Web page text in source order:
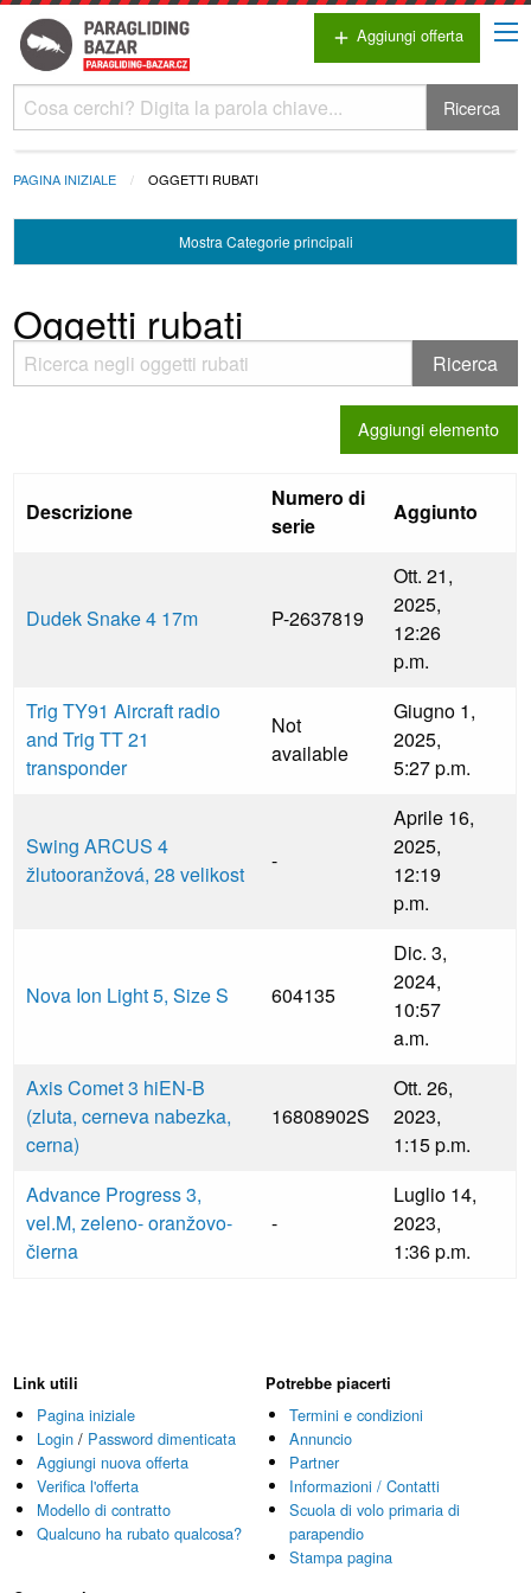
add Aggiungi offerta
Ricerca
PAGINA INIZIALE OGGETTI RUBATI
Mostra Categorie principali
Oggetti rubati
Aggiungi elemento
Descrizione
Numero di
serie
Aggiunto
Dudek Snake 4 17m P-2637819
Ott. 21,
2025,
12:26
p.m.
Trig TY91 Aircraft radio
and Trig TT 21
transponder
Not
available
Giugno 1,
2025,
5:27 p.m.
Swing ARCUS 4
žlutooranžová, 28 velikost
-
Aprile 16,
2025,
12:19
p.m.
Nova Ion Light 5, Size S 604135
Dic. 3,
2024,
10:57
a.m.
Axis Comet 3 hiEN-B
(zluta, cerneva nabezka,
cerna)
16808902S
Ott. 26,
2023,
1:15 p.m.
Advance Progress 3,
vel.M, zeleno- oranžovo-
čierna
-
Luglio 14,
2023,
1:36 p.m.
Link utili
Pagina iniziale
Login / Password dimenticata
Aggiungi nuova offerta
Verifica l'offerta
Modello di contratto
Qualcuno ha rubato qualcosa?
Potrebbe piacerti
Termini e condizioni
Annuncio
Partner
Informazioni / Contatti
Scuola di volo primaria di
parapendio
Stampa pagina